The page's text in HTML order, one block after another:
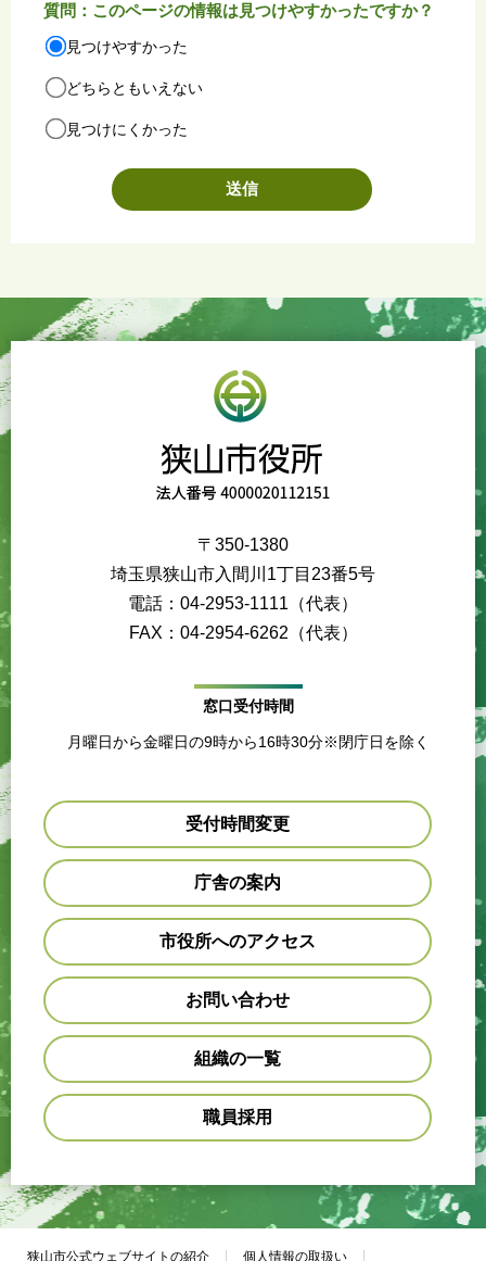
質問：このページの情報は見つけやすかったですか？
見つけやすかった
どちらともいえない
見つけにくかった
〒350-1380
埼玉県狭山市入間川1丁目23番5号
電話：04-2953-1111（代表）
FAX：04-2954-6262（代表）
窓口受付時間
月曜日から金曜日の9時から16時30分※閉庁日を除く
受付時間変更
庁舎の案内
市役所へのアクセス
お問い合わせ
組織の一覧
職員採用
狭山市公式ウェブサイトの紹介 個人情報の取扱い